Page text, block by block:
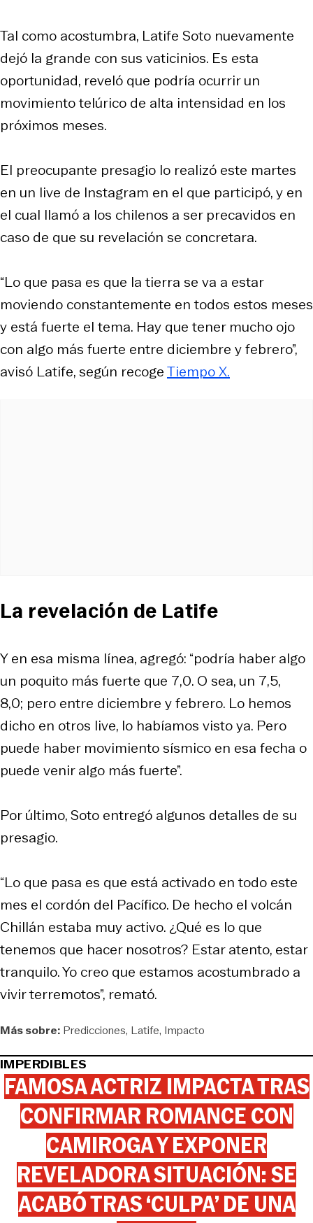
Tal como acostumbra, Latife Soto nuevamente
dejó la grande con sus vaticinios. Es esta
oportunidad, reveló que podría ocurrir un
movimiento telúrico de alta intensidad en los
próximos meses.
El preocupante presagio lo realizó este martes
en un live de Instagram en el que participó, y en
el cual llamó a los chilenos a ser precavidos en
caso de que su revelación se concretara.
“Lo que pasa es que la tierra se va a estar
moviendo constantemente en todos estos meses
y está fuerte el tema. Hay que tener mucho ojo
con algo más fuerte entre diciembre y febrero”,
avisó Latife, según recogeTiempo X.
La revelación de Latife
Y en esa misma línea, agregó: “podría haber algo
un poquito más fuerte que 7,0. O sea, un 7,5,
8,0; pero entre diciembre y febrero. Lo hemos
dicho en otros live, lo habíamos visto ya. Pero
puede haber movimiento sísmico en esa fecha o
puede venir algo más fuerte”.
Por último, Soto entregó algunos detalles de su
presagio.
“Lo que pasa es que está activado en todo este
mes el cordón del Pacífico. De hecho el volcán
Chillán estaba muy activo. ¿Qué es lo que
tenemos que hacer nosotros? Estar atento, estar
tranquilo. Yo creo que estamos acostumbrado a
vivir terremotos”, remató.
Más sobre: Predicciones Latife Impacto
IMPERDIBLES
FAMOSA ACTRIZ IMPACTA TRAS
CONFIRMAR ROMANCE CON
CAMIROGA Y EXPONER
REVELADORA SITUACIÓN: SE
ACABÓ TRAS ‘CULPA’ DE UNA